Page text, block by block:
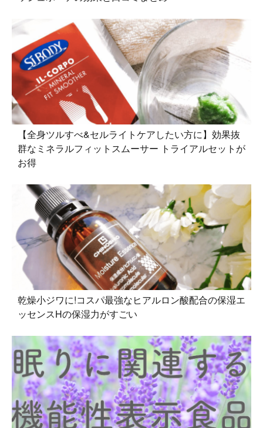
【全身ツルすべ&セルライトケアしたい方に】効果抜
群なミネラルフィットスムーサー トライアルセットが
お得
乾燥小ジワに!コスパ最強なヒアルロン酸配合の保湿エ
ッセンスHの保湿力がすごい